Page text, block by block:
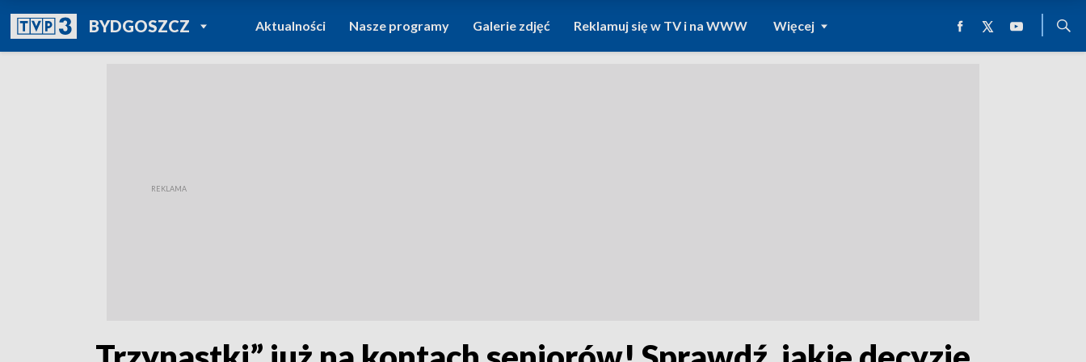
BYDGOSZCZPOWRÓT DO
TVP REGIONY
Aktualności Nasze programy Galerie zdjęć Reklamuj się w TV i na WWW Więcej